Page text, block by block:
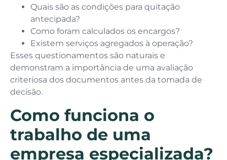
Quais são as condições para quitação
antecipada?
Como foram calculados os encargos?
Existem serviços agregados à operação?
Esses questionamentos são naturais e
demonstram a importância de uma avaliação
criteriosa dos documentos antes da tomada de
decisão.
Como funciona o
trabalho de uma
empresa especializada?